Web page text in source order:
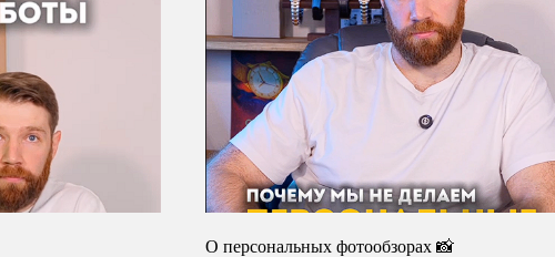
О персональных фотообзорах 📸